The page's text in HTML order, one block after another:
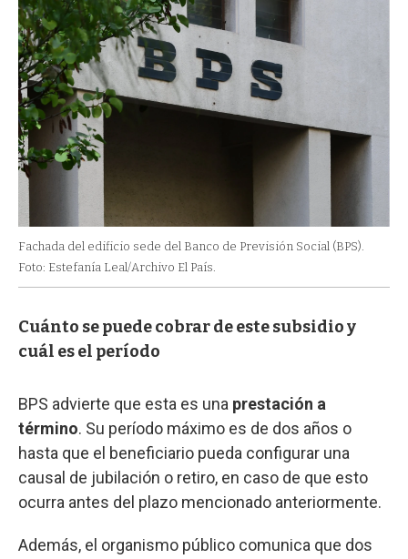
Fachada del edificio sede del Banco de Previsión Social (BPS).
Foto: Estefanía Leal/Archivo El País.
Cuánto se puede cobrar de este subsidio y
cuál es el período
BPS advierte que esta es una prestación a
término. Su período máximo es de dos años o
hasta que el beneficiario pueda configurar una
causal de jubilación o retiro, en caso de que esto
ocurra antes del plazo mencionado anteriormente.
Además, el organismo público comunica que dos